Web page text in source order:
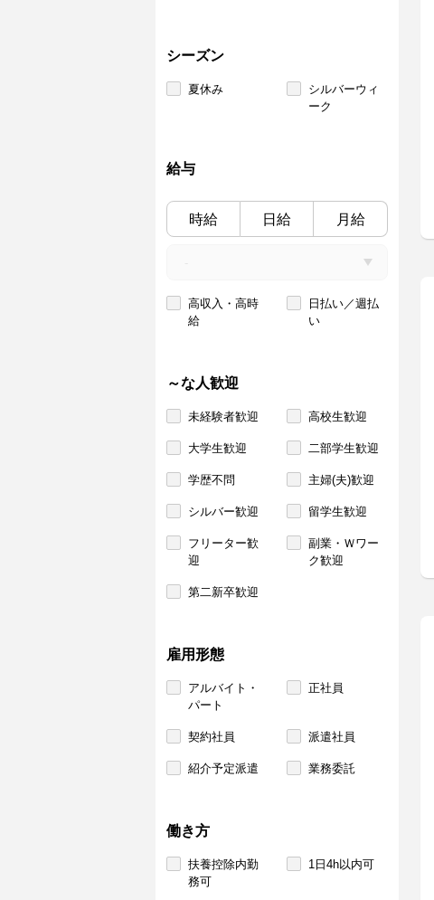
シーズン
夏休み
シルバーウィ
ーク
給与
時給 日給 月給
高収入・高時
給
日払い／週払
い
～な人歓迎
未経験者歓迎 高校生歓迎
大学生歓迎 二部学生歓迎
学歴不問 主婦(夫)歓迎
シルバー歓迎 留学生歓迎
フリーター歓
迎
副業・Ｗワー
ク歓迎
第二新卒歓迎
雇用形態
アルバイト・
パート
正社員
契約社員 派遣社員
紹介予定派遣 業務委託
働き方
扶養控除内勤
務可
1日4h以内可